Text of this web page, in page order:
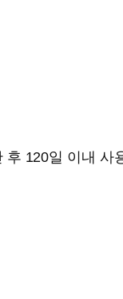
120일 이내 사